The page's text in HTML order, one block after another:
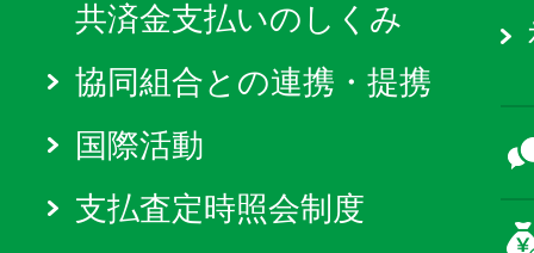
共済金支払いのしくみ
協同組合との連携・提携
国際活動
支払査定時照会制度